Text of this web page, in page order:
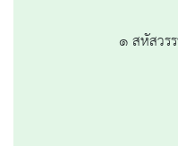
๑ สหัสวร